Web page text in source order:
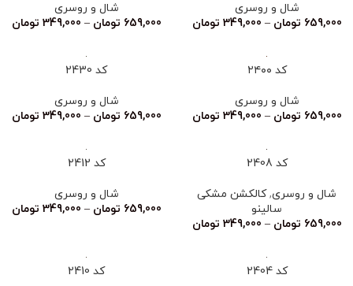
شال و روسری
659,000 تومان –
349,000 تومان
شال و روسری
659,000 تومان –
349,000 تومان
کد ۲۴۰۰
شال و روسری
659,000 تومان –
349,000 تومان
کد 2430
شال و روسری
659,000 تومان –
349,000 تومان
کد 2408
شال و روسری,کالکشن مشکی
سالینو
659,000 تومان –
349,000 تومان
کد 2412
شال و روسری
659,000 تومان –
349,000 تومان
کد 2404 کد 2410